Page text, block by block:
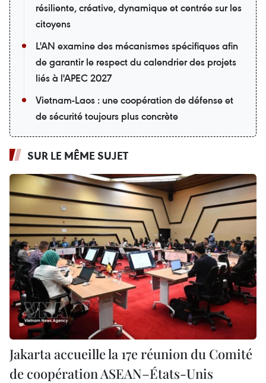
résiliente, créative, dynamique et centrée sur les
citoyens
L'AN examine des mécanismes spécifiques afin
de garantir le respect du calendrier des projets
liés à l'APEC 2027
Vietnam-Laos : une coopération de défense et
de sécurité toujours plus concrète
SUR LE MÊME SUJET
Jakarta accueille la 17e réunion du Comité
de coopération ASEAN–États-Unis